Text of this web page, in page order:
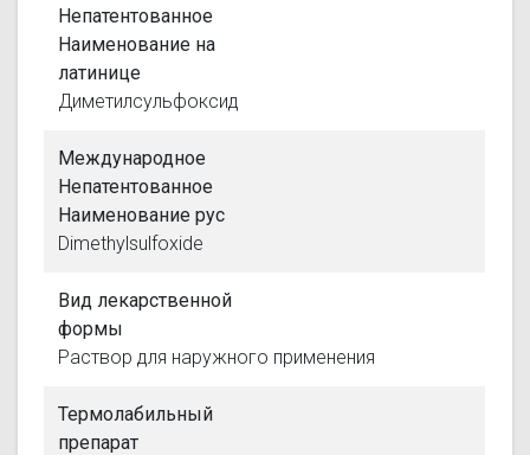
Непатентованное
Наименование на
латинице
Диметилсульфоксид
Международное
Непатентованное
Наименование рус
Dimethylsulfoxide
Вид лекарственной
формы
Раствор для наружного применения
Термолабильный
препарат